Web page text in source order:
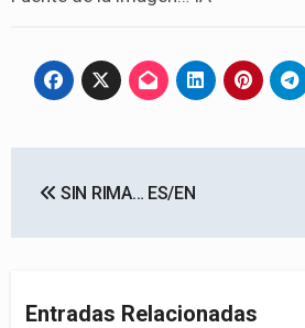
de SIN RIMA… ES/EN
Entradas Relacionadas